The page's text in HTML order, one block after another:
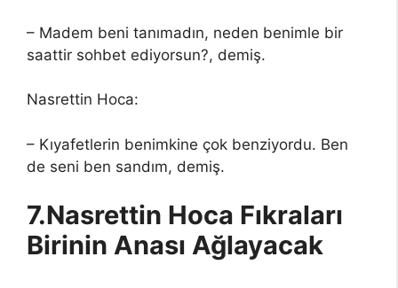
– Madem beni tanımadın, neden benimle bir
saattir sohbet ediyorsun?, demiş.
Nasrettin Hoca:
– Kıyafetlerin benimkine çok benziyordu. Ben
de seni ben sandım, demiş.
7.Nasrettin Hoca Fıkraları
Birinin Anası Ağlayacak